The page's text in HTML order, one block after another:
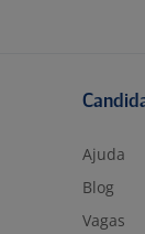
Ajuda
Blog
Vagas